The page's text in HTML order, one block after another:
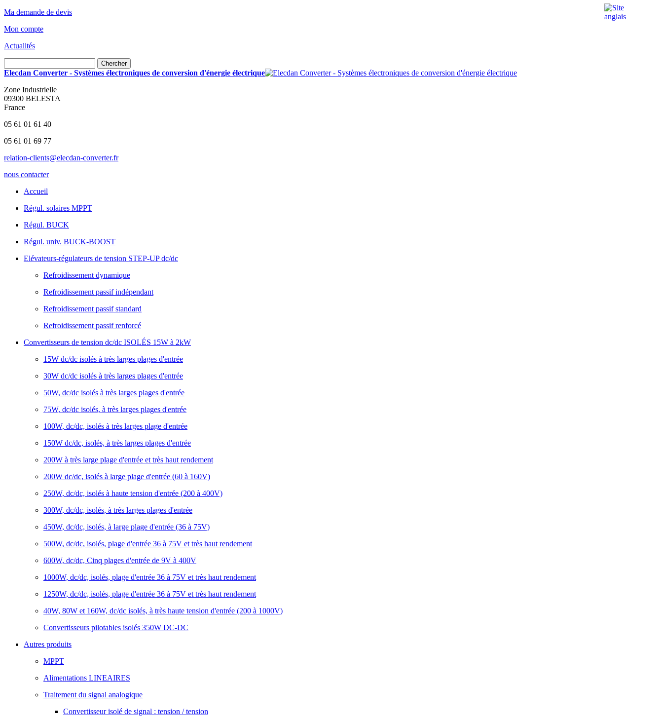
Ma demande de devis
Mon compte
Actualités
Chercher
Elecdan Converter - Systèmes électroniques de conversion d'énergie électrique
Zone Industrielle
09300 BELESTA
France
05 61 01 61 40
05 61 01 69 77
relation-clients@elecdan-converter.fr
nous contacter
Accueil
Régul. solaires MPPT
Régul. BUCK
Régul. univ. BUCK-BOOST
Elévateurs-régulateurs de tension STEP-UP dc/dc
Refroidissement dynamique
Refroidissement passif indépendant
Refroidissement passif standard
Refroidissement passif renforcé
Convertisseurs de tension dc/dc ISOLÉS 15W à 2kW
15W dc/dc isolés à très larges plages d'entrée
30W dc/dc isolés à très larges plages d'entrée
50W, dc/dc isolés à très larges plages d'entrée
75W, dc/dc isolés, à très larges plages d'entrée
100W, dc/dc, isolés à très larges plage d'entrée
150W dc/dc, isolés, à très larges plages d'entrée
200W à très large plage d'entrée et très haut rendement
200W dc/dc, isolés à large plage d'entrée (60 à 160V)
250W, dc/dc, isolés à haute tension d'entrée (200 à 400V)
300W, dc/dc, isolés, à très larges plages d'entrée
450W, dc/dc, isolés, à large plage d'entrée (36 à 75V)
500W, dc/dc, isolés, plage d'entrée 36 à 75V et très haut rendement
600W, dc/dc, Cinq plages d'entrée de 9V à 400V
1000W, dc/dc, isolés, plage d'entrée 36 à 75V et très haut rendement
1250W, dc/dc, isolés, plage d'entrée 36 à 75V et très haut rendement
40W, 80W et 160W, dc/dc isolés, à très haute tension d'entrée (200 à 1000V)
Convertisseurs pilotables isolés 350W DC-DC
Autres produits
MPPT
Alimentations LINEAIRES
Traitement du signal analogique
Convertisseur isolé de signal : tension / tension